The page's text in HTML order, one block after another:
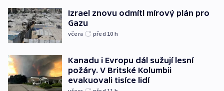
Izrael znovu odmítl mírový plán pro
Gazu
včera před 10 h
Kanadu i Evropu dál sužují lesní
požáry. V Britské Kolumbii
evakuovali tisíce lidí